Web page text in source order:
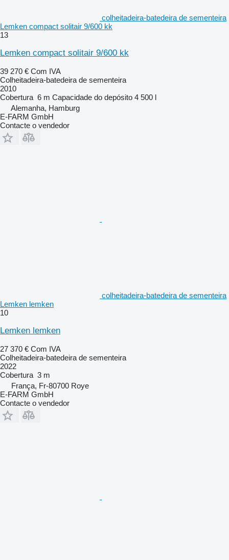
colheitadeira-batedeira de sementeira
Lemken compact solitair 9/600 kk
13
Lemken compact solitair 9/600 kk
39 270 € Com IVA
Colheitadeira-batedeira de sementeira
2010
Cobertura 6 m Capacidade do depósito 4 500 l
Alemanha, Hamburg
E-FARM GmbH
Contacte o vendedor
colheitadeira-batedeira de sementeira
Lemken lemken
10
Lemken lemken
27 370 € Com IVA
Colheitadeira-batedeira de sementeira
2022
Cobertura 3 m
França, Fr-80700 Roye
E-FARM GmbH
Contacte o vendedor